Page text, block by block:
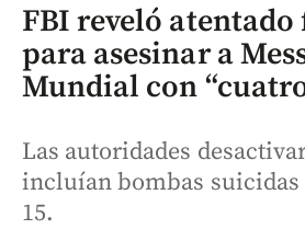
FBI reveló
para asesinar a
Mundial con
Las autoridades
incluían bombas
15.